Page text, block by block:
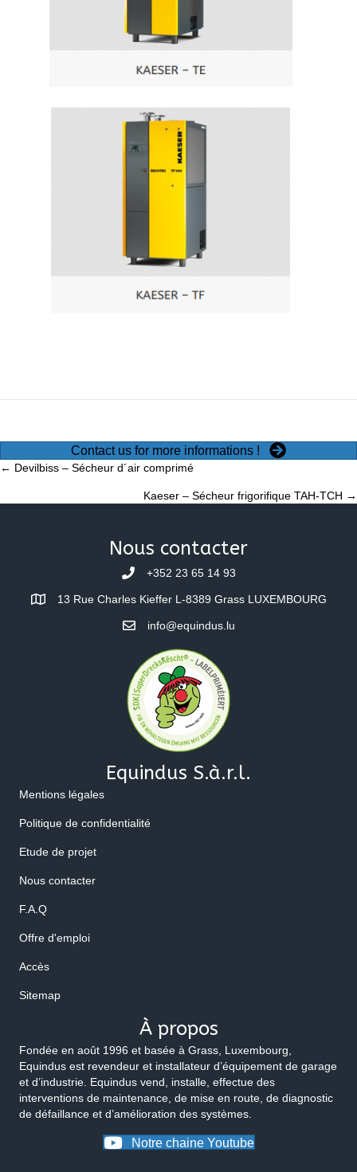
Contact us for more informations !
Posts
navigation
← Devilbiss – Sécheur d´air comprimé
Kaeser – Sécheur frigorifique TAH-TCH →
Nous contacter
+352 23 65 14 93
13 Rue Charles Kieffer L-8389 Grass LUXEMBOURG
info@equindus.lu
Equindus S.à.r.l.
Mentions légales
Politique de confidentialité
Etude de projet
Nous contacter
F.A.Q
Offre d'emploi
Accès
Sitemap
À propos
Fondée en août 1996 et basée à Grass, Luxembourg,
Equindus est revendeur et installateur d’équipement de garage
et d’industrie. Equindus vend, installe, effectue des
interventions de maintenance, de mise en route, de diagnostic
de défaillance et d’amélioration des systèmes.
Notre chaine Youtube